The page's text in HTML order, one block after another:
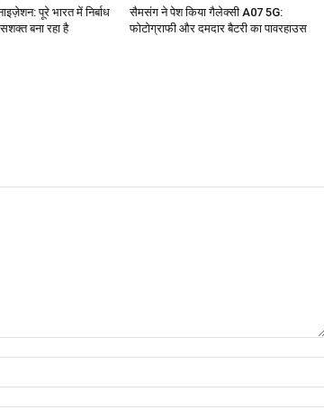
पूरे भारत में निर्बाध
बना रहा है
सैमसंग ने पेश किया गैलेक्सी A07 5G:
फोटोग्राफी और दमदार बैटरी का पावरहाउस